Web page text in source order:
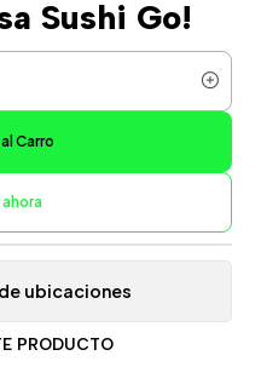
Sushi Go!
Carro
ubicaciones
PRODUCTO